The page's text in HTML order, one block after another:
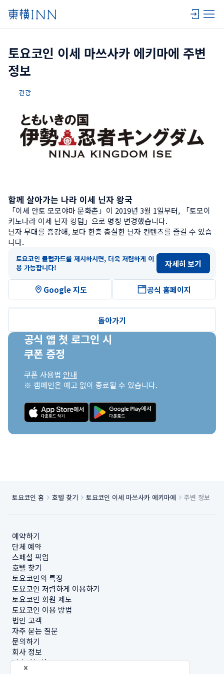
토요코인 이세 마쓰사카 에키마에 주변
정보
관광
함께 살아가는 나라 이세 닌자 왕국
「이세 안토 모모야마 문화촌」이 2019년 3월 1일부터, 「토모이
키노나라 이세 닌자 킹덤」으로 명칭 변경했습니다.
닌자 무대를 증강해, 보다 한층 충실한 닌자 컨텐츠를 즐길 수 있습
니다.
토요코인 클럽카드를 제시하시면, 더욱 저렴하게 이
용 가능합니다!
자세히 보기
Google 지도 공식 홈페이지
돌아가기
공식 앱 첫 로그인 시
쿠폰 증정
쿠폰 사용법 안내
※ 캠페인은 예고 없이 종료될 수 있습니다.
토요코인 홈 호텔 찾기 토요코인 이세 마쓰사카 에키마에 주변 정보
예약하기
단체 예약
스페셜 픽업
호텔 찾기
토요코인의 특징
토요코인 저렴하게 이용하기
토요코인 회원 제도
토요코인 이용 방법
법인 고객
자주 묻는 질문
문의하기
회사 정보
지속가능성